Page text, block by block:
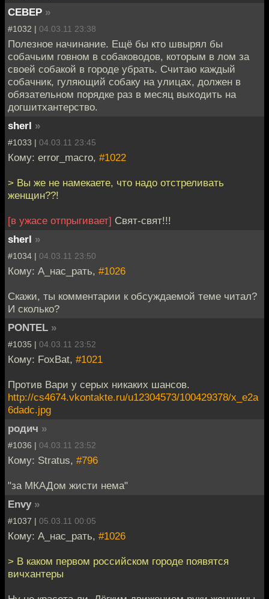
CEBEP »
#1032 | 04.03.11 23:38
Полезное начинание. Ещё бы кто швырял бы
собачьим говном в собаководов, которым в лом за
своей собакой в городе убрать. Считаю каждый
собачник, гуляющий собаку на улицах, должен в
обязательном порядке раз в месяц выходить на
догшитхантерство.
sherl »
#1033 | 04.03.11 23:45
Кому: error_macro, #1022
> Вы же не намекаете, что надо отстреливать
женщин??!
[в ужасе отпрыгивает] Свят-свят!!!
sherl »
#1034 | 04.03.11 23:50
Кому: А_нас_рать, #1026
Скажи, ты комментарии к обсуждаемой теме читал?
И сколько?
PONTEL »
#1035 | 04.03.11 23:52
Кому: FoxBat, #1021
Против Вари у серых никаких шансов.
http://cs4674.vkontakte.ru/u12304573/100429378/x_e2a
6dadc.jpg
родич »
#1036 | 04.03.11 23:52
Кому: Stratus, #796
"за МКАДом жисти нема"
Envy »
#1037 | 05.03.11 00:05
Кому: А_нас_рать, #1026
> В каком первом российском городе появятся
вичхантеры